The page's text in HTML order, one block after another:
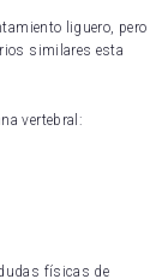
liguero, pero
similares esta
vertebral:
físicas de